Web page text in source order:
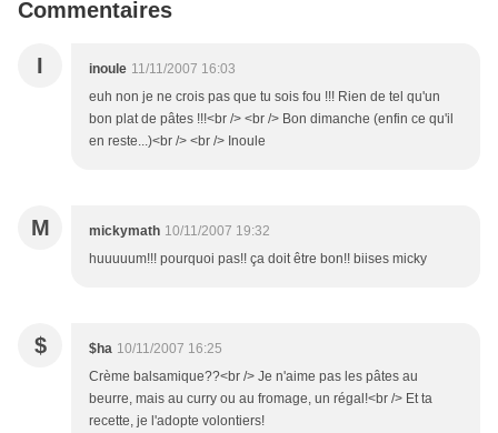
Commentaires
I inoule 11/11/2007 16:03
euh non je ne crois pas que tu sois fou !!! Rien de tel qu'un
bon plat de pâtes !!!<br /> <br /> Bon dimanche (enfin ce qu'il
en reste...)<br /> <br /> Inoule
M mickymath 10/11/2007 19:32
huuuuum!!! pourquoi pas!! ça doit être bon!! biises micky
$ $ha 10/11/2007 16:25
Crème balsamique??<br /> Je n'aime pas les pâtes au
beurre, mais au curry ou au fromage, un régal!<br /> Et ta
recette, je l'adopte volontiers!